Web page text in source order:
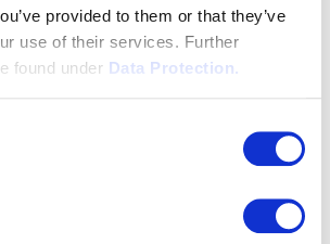
provided to them or that they’ve
use of their services. Further
found under Data Protection.